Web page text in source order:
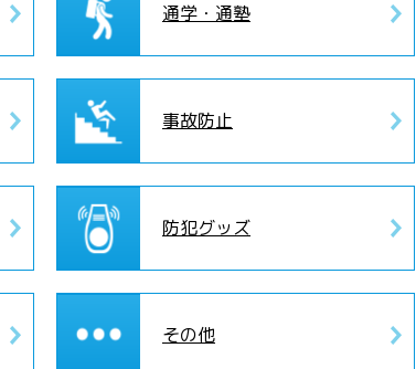
通学・通塾
事故防止
防犯グッズ
その他